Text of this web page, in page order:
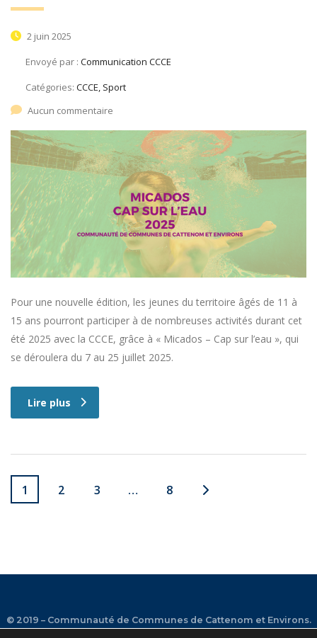
2 juin 2025
Envoyé par : Communication CCCE
Catégories: CCCE, Sport
Aucun commentaire
Pour une nouvelle édition, les jeunes du territoire âgés de 11 à
15 ans pourront participer à de nombreuses activités durant cet
été 2025 avec la CCCE, grâce à « Micados – Cap sur l’eau », qui
se déroulera du 7 au 25 juillet 2025.
Lire plus
1 2 3 … 8
© 2019 – Communauté de Communes de Cattenom et Environs.